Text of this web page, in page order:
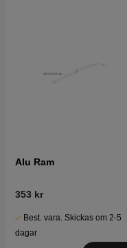
Alu Ram
353 kr
Best. vara. Skickas om 2-5
dagar